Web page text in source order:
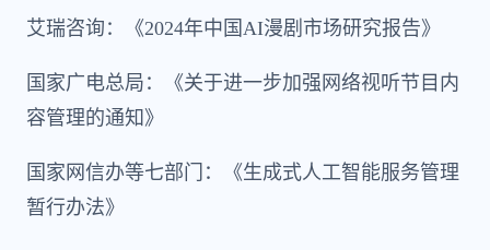
艾瑞咨询：《2024年中国AI漫剧市场研究报告》
国家广电总局：《关于进一步加强网络视听节目内
容管理的通知》
国家网信办等七部门：《生成式人工智能服务管理
暂行办法》